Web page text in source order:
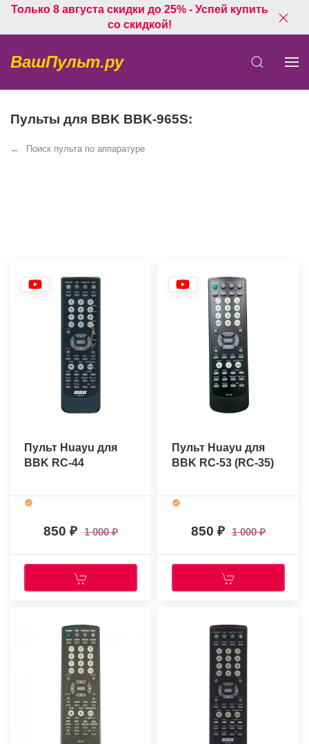
Только 8 августа скидки до 25% - Успей купить
со скидкой!
ВашПульт.ру
Пульты для BBK BBK-965S:
Поиск пульта по аппаратуре
Пульт Huayu для
BBK RC-44
850 1 000
Пульт Huayu для
BBK RC-53 (RC-35)
850 1 000